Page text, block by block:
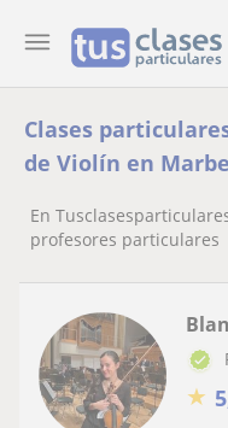
Clases
de Violín en
En
profesores particulares
★